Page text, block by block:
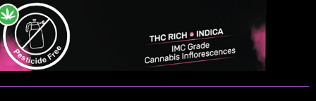
פתיחות שקית ומלאי זמין